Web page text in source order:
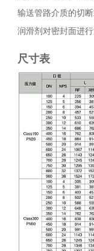
输送管路介质的切
润滑剂对密封面进行
尺寸表